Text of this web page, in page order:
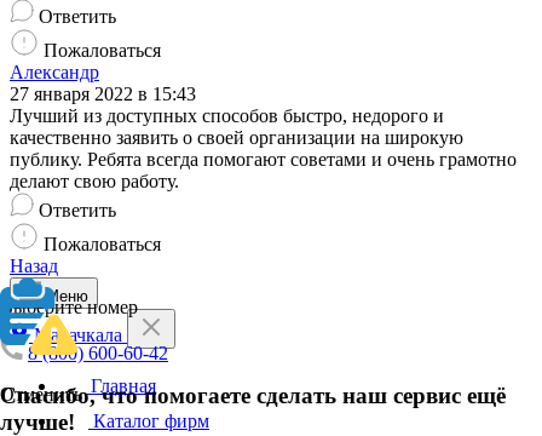
Ответить
Пожаловаться
Александр
27 января 2022 в 15:43
Лучший из доступных способов быстро, недорого и
качественно заявить о своей организации на широкую
публику. Ребята всегда помогают советами и очень грамотно
делают свою работу.
Ответить
Пожаловаться
Назад
Выберите номер
8 (800) 600-60-42
Отменить
Спасибо, что помогаете сделать наш сервис ещё
лучше!
Меню
Махачкала
Главная
Каталог фирм